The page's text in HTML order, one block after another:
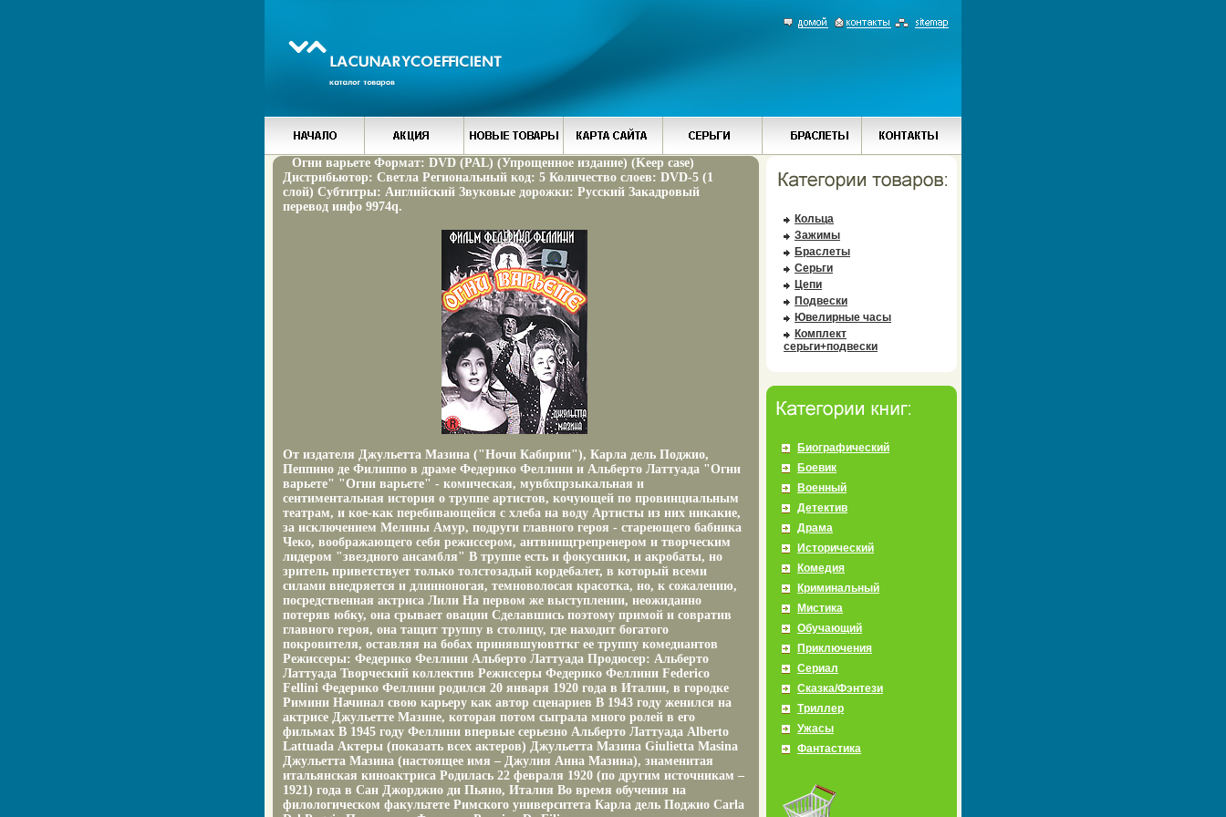
Огни варьете Формат: DVD (PAL) (Упрощенное издание) (Keep case)
Дистрибьютор: Светла Региональный код: 5 Количество слоев: DVD-5 (1
слой) Субтитры: Английский Звуковые дорожки: Русский Закадровый
перевод инфо 9974q.
От издателя Джульетта Мазина ("Ночи Кабирии"), Карла дель Поджио,
Пеппино де Филиппо в драме Федерико Феллини и Альберто Латтуада "Огни
варьете" "Огни варьете" - комическая, мувбхпрзыкальная и
сентиментальная история о труппе артистов, кочующей по провинциальным
театрам, и кое-как перебивающейся с хлеба на воду Артисты из них никакие,
за исключением Мелины Амур, подруги главного героя - стареющего бабника
Чеко, воображающего себя режиссером, антвнищгрепренером и творческим
лидером "звездного ансамбля" В труппе есть и фокусники, и акробаты, но
зритель приветствует только толстозадый кордебалет, в который всеми
силами внедряется и длинноногая, темноволосая красотка, но, к сожалению,
посредственная актриса Лили На первом же выступлении, неожиданно
потеряв юбку, она срывает овации Сделавшись поэтому примой и совратив
главного героя, она тащит труппу в столицу, где находит богатого
покровителя, оставляя на бобах принявшуювтгкг ее труппу комедиантов
Режиссеры: Федерико Феллини Альберто Латтуада Продюсер: Альберто
Латтуада Творческий коллектив Режиссеры Федерико Феллини Federico
Fellini Федерико Феллини родился 20 января 1920 года в Италии, в городке
Римини Начинал свою карьеру как автор сценариев В 1943 году женился на
актрисе Джульетте Мазине, которая потом сыграла много ролей в его
фильмах В 1945 году Феллини впервые серьезно Альберто Латтуада Alberto
Lattuada Актеры (показать всех актеров) Джульетта Мазина Giulietta Masina
Джульетта Мазина (настоящее имя – Джулия Анна Мазина), знаменитая
итальянская киноактриса Родилась 22 февраля 1920 (по другим источникам –
1921) года в Сан Джорджио ди Пьяно, Италия Во время обучения на
филологическом факультете Римского университета Карла дель Поджио Carla
Кольца
Зажимы
Браслеты
Серьги
Цепи
Подвески
Ювелирные часы
Комплект
серьги+подвески
Биографический
Боевик
Военный
Детектив
Драма
Исторический
Комедия
Криминальный
Мистика
Обучающий
Приключения
Сериал
Сказка/Фэнтези
Триллер
Ужасы
Фантастика